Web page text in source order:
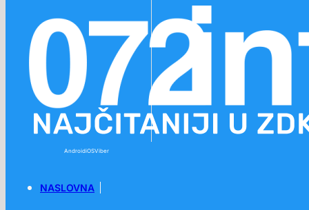
AndroidiOSViber
NASLOVNA